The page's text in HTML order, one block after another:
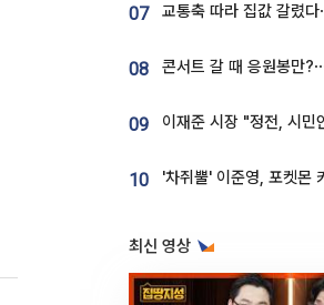
07
08
09
10
최신 영상